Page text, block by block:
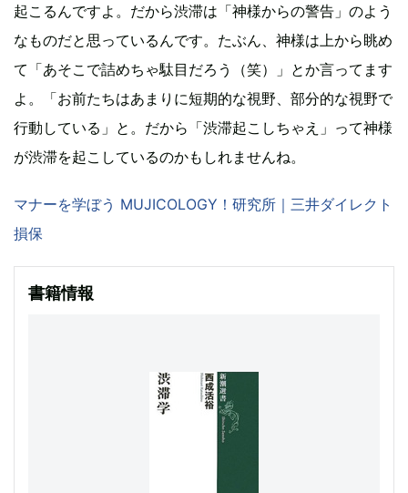
起こるんですよ。だから渋滞は「神様からの警告」のよう
なものだと思っているんです。たぶん、神様は上から眺め
て「あそこで詰めちゃ駄目だろう（笑）」とか言ってます
よ。「お前たちはあまりに短期的な視野、部分的な視野で
行動している」と。だから「渋滞起こしちゃえ」って神様
が渋滞を起こしているのかもしれませんね。
マナーを学ぼう MUJICOLOGY！研究所｜三井ダイレクト
損保
書籍情報